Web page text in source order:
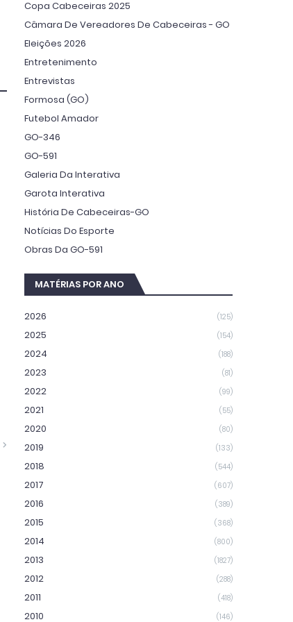
Copa Cabeceiras 2025
Câmara De Vereadores De Cabeceiras - GO
Eleições 2026
Entretenimento
Entrevistas
Formosa (GO)
Futebol Amador
GO-346
GO-591
Galeria Da Interativa
Garota Interativa
História De Cabeceiras-GO
Notícias Do Esporte
Obras Da GO-591
MATÉRIAS POR ANO
2026 (125)
2025 (154)
2024 (188)
2023 (81)
2022 (99)
2021 (55)
2020 (80)
2019 (133)
2018 (544)
2017 (607)
2016 (389)
2015 (368)
2014 (800)
2013 (1827)
2012 (288)
2011 (418)
2010 (146)